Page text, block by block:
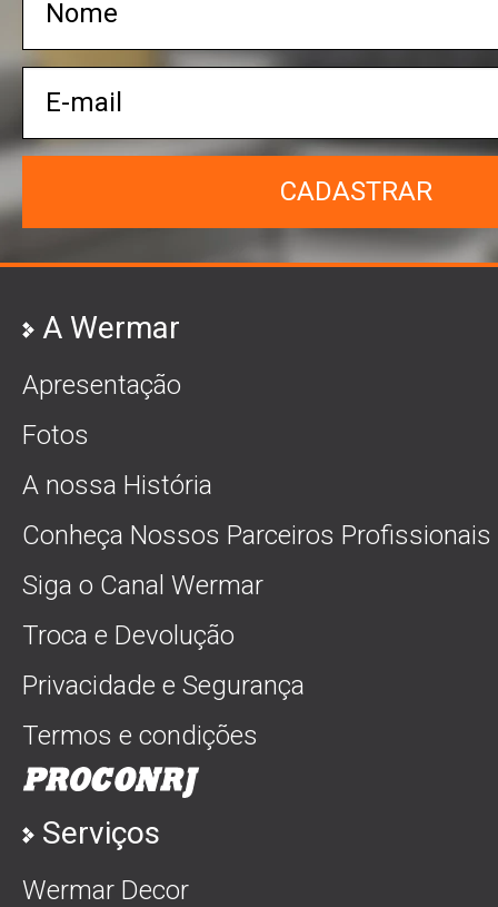
CADASTRAR
A Wermar
Apresentação
Fotos
A nossa História
Conheça Nossos Parceiros Profissionais
Siga o Canal Wermar
Troca e Devolução
Privacidade e Segurança
Termos e condições
Serviços
Wermar Decor